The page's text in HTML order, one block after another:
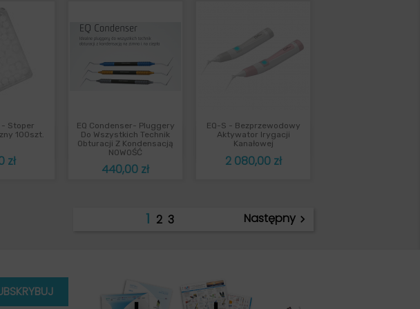
- Stoper
100szt.
zł
EQ Condenser- Pluggery
Do Wszystkich Technik
Obturacji Z Kondensacją
NOWOŚĆ
Cena
440,00 zł
Szybki podgląd
EQ-S - Bezprzewodowy
Aktywator Irygacji
Kanałowej
Cena
2 080,00 zł
Szybki podgląd
1 23 Następny